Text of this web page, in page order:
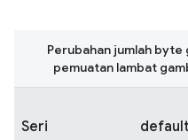
Seri default
Perubahan jumlah
pemuatan lambat